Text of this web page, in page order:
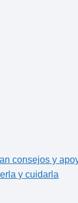
consejos y
y cuidarla